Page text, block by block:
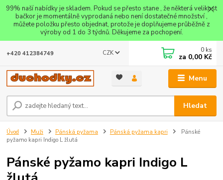
99% naší nabídky je skladem. Pokud se přesto stane , že některá velikost
bačkor je momentálně vyprodaná nebo není dostatečné množství ,
můžete položku přesto objednat, protože je doplňujeme průběžně z
výroby od 1 do 3 týdnů. Děkujeme za pochopení.
Menu
CZK
Hledat
+420 412384749 0 ks
za 0,00 Kč
Úvod Muži Pánská pyžama Pánská pyžama kapri
Pánské
pyžamo kapri Indigo L žlutá
Pánské pyžamo kapri Indigo L